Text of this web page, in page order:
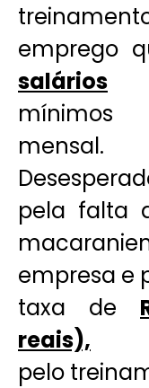
emprego
salários
mínimos
mensal.
pela falta
empresa e
taxa de
reais),
pelo